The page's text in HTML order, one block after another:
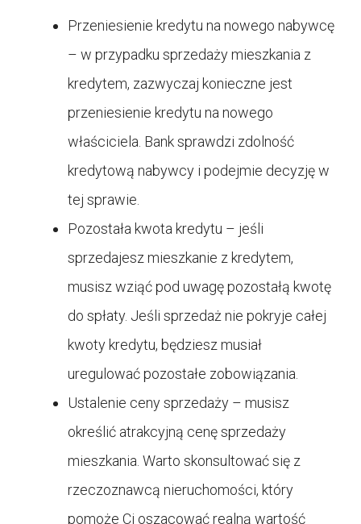
Przeniesienie kredytu na nowego nabywcę
– w przypadku sprzedaży mieszkania z
kredytem, zazwyczaj konieczne jest
przeniesienie kredytu na nowego
właściciela. Bank sprawdzi zdolność
kredytową nabywcy i podejmie decyzję w
tej sprawie.
Pozostała kwota kredytu – jeśli
sprzedajesz mieszkanie z kredytem,
musisz wziąć pod uwagę pozostałą kwotę
do spłaty. Jeśli sprzedaż nie pokryje całej
kwoty kredytu, będziesz musiał
uregulować pozostałe zobowiązania.
Ustalenie ceny sprzedaży – musisz
określić atrakcyjną cenę sprzedaży
mieszkania. Warto skonsultować się z
rzeczoznawcą nieruchomości, który
pomoże Ci oszacować realną wartość